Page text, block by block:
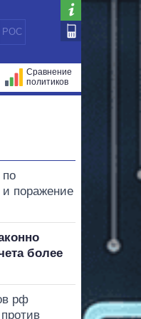
РОС
Сравнение
политиков
и поражение
более
рф